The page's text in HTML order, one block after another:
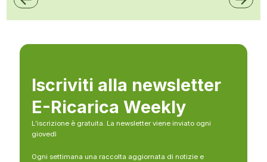
Iscriviti alla newsletter
E-Ricarica Weekly
L’iscrizione è gratuita. La newsletter viene inviato ogni
giovedì
Ogni settimana una raccolta aggiornata di notizie e